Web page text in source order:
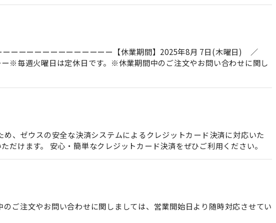
ーーーーーーーーーーーーーー【休業期間】2025年8月 7日(木曜日) ／
※毎週火曜日は定休日です。※休業期間中のご注文やお問い合わせに関し
、ゼウスの安全な決済システムによるクレジットカード決済に対応いた
けます。 安心・簡単なクレジットカード決済をぜひご利用ください。
ご注文やお問い合わせに関しましては、営業開始日より随時対応させてい